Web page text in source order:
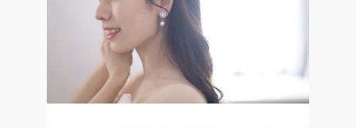
資料請求 お問い合わせ